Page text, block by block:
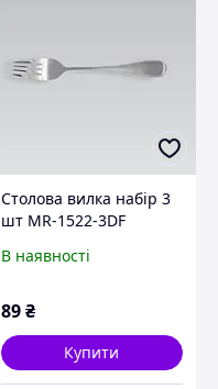
Столова вилка набір 3
шт MR-1522-3DF
В наявності
89₴
Купити